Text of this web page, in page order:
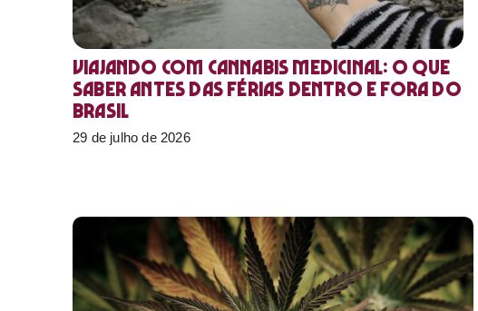
Viajando com cannabis medicinal: o que
saber antes das férias dentro e fora do
Brasil
29 de julho de 2026